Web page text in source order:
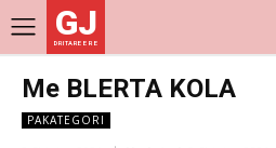
GJ
DRITARE E RE
Me BLERTA KOLA
PAKATEGORI